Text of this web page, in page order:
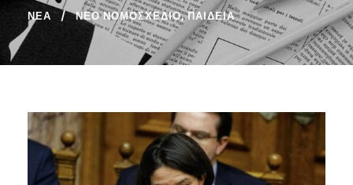
ΝΈΑ ΝΈΟ ΝΟΜΟΣΧΈΔΙΟ, ΠΑΙΔΕΊΑ